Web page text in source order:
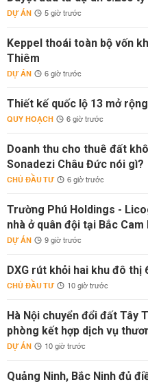
DỰ ÁN 5 giờ trước
Keppel thoái toàn bộ vốn
Thiêm
DỰ ÁN 6 giờ trước
Thiết kế quốc lộ 13 mở
QUY HOẠCH 6 giờ trước
Doanh thu cho thuê đất
Sonadezi Châu Đức nói gì?
CHỦ ĐẦU TƯ 6 giờ trước
Trường Phú Holdings -
nhà ở quân đội tại Bắc Cam
DỰ ÁN 9 giờ trước
DXG rút khỏi hai khu đô thị
CHỦ ĐẦU TƯ 10 giờ trước
Hà Nội chuyển đổi đất Tây
phòng kết hợp dịch vụ
DỰ ÁN 10 giờ trước
Quảng Ninh, Bắc Ninh đủ